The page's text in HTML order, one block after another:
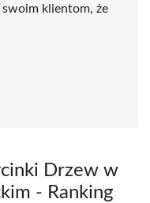
klientom, że
Drzew w
- Ranking